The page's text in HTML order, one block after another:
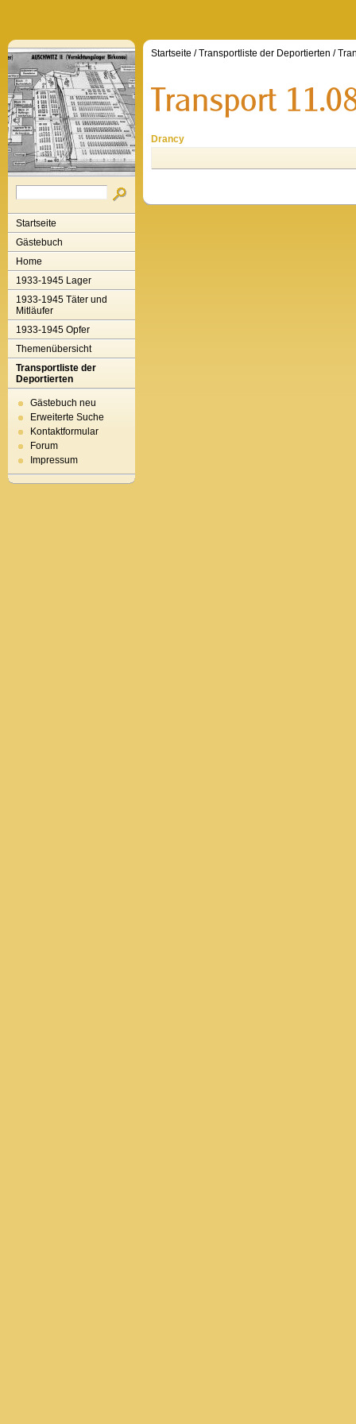
Startseite
Gästebuch
Home
1933-1945 Lager
1933-1945 Täter und
Mitläufer
1933-1945 Opfer
Themenübersicht
Transportliste der
Deportierten
Gästebuch neu
Erweiterte Suche
Kontaktformular
Forum
Impressum
Startseite /Transportliste der Deportierten /
Drancy